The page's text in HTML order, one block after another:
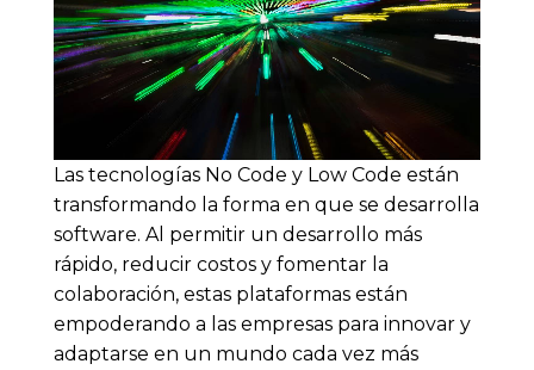
Las tecnologías No Code y Low Code están
transformando la forma en que se desarrolla
software. Al permitir un desarrollo más
rápido, reducir costos y fomentar la
colaboración, estas plataformas están
empoderando a las empresas para innovar y
adaptarse en un mundo cada vez más